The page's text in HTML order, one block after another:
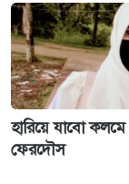
হারিয়ে যাবো কলমে
ফেরদৌস